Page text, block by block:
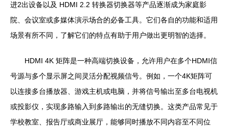
进2出设备以及 HDMI 2.2 转换器切换器等产品逐渐成为家庭影
院、会议室或多媒体演示场合的必备工具。它们各自的功能和适用
场景有所不同，了解它们的特点有助于用户做出更明智的选择。
HDMI 4K 矩阵是一种高端切换设备，允许用户在多个HDMI信
号源与多个显示屏之间灵活分配视频信号。例如，一个4K矩阵可
以连接多台播放器、游戏主机或电脑，并将信号输出至多台电视机
或投影仪，实现多路输入到多路输出的无缝切换。这类产品常见于
学校教室、报告厅或商业展厅，能够同时播放不同内容至不同位